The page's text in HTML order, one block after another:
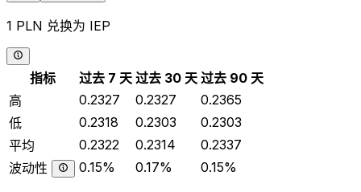
1 PLN 兑换为 IEP
指标 过去 7 天 过去 30 天 过去 90 天
高
0.2327 0.2327
0.2365
低
0.2318 0.2303
0.2303
平均
0.2322 0.2314
0.2337
波动性
0.15% 0.17% 0.15%